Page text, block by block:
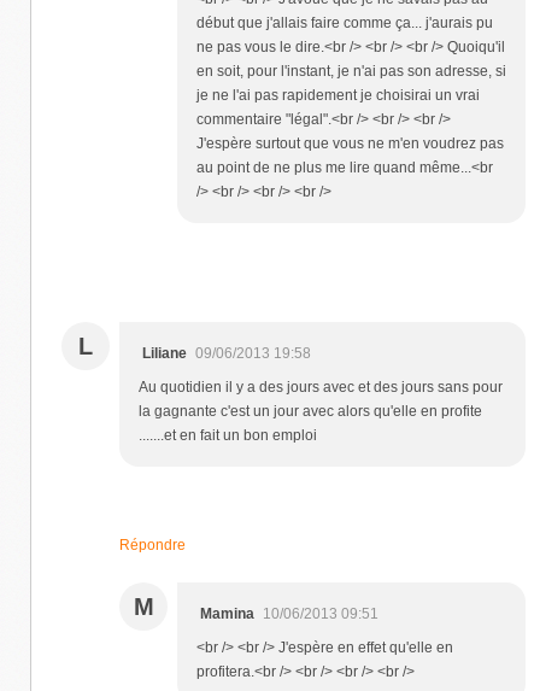
début que j'allais faire comme ça... j'aurais pu
ne pas vous le dire.<br /> <br /> <br /> Quoiqu'il
en soit, pour l'instant, je n'ai pas son adresse, si
je ne l'ai pas rapidement je choisirai un vrai
commentaire "légal".<br /> <br /> <br />
J'espère surtout que vous ne m'en voudrez pas
au point de ne plus me lire quand même...<br
/> <br /> <br /> <br />
L Liliane 09/06/2013 19:58
Au quotidien il y a des jours avec et des jours sans pour
la gagnante c'est un jour avec alors qu'elle en profite
.......et en fait un bon emploi
Répondre
M Mamina 10/06/2013 09:51
<br /> <br /> J'espère en effet qu'elle en
profitera.<br /> <br /> <br /> <br />